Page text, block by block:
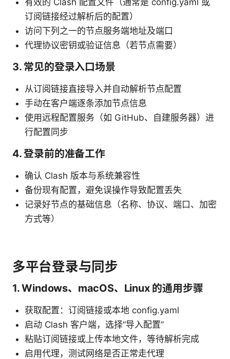
订阅链接经过解析后的配置）
访问下列之一的节点服务端地址及端口
代理协议密钥或验证信息（若节点需要）
3. 常见的登录入口场景
从订阅链接直接导入并自动解析节点配置
手动在客户端逐条添加节点信息
使用远程配置服务（如 GitHub、自建服务器）进
行配置同步
4. 登录前的准备工作
确认 Clash 版本与系统兼容性
备份现有配置，避免误操作导致配置丢失
记录好节点的基础信息（名称、协议、端口、加密
方式等）
多平台登录与同步
1. Windows、macOS、Linux 的通用步骤
获取配置：订阅链接或本地 config.yaml
启动 Clash 客户端，选择“导入配置”
粘贴订阅链接或上传本地文件，等待解析完成
启用代理，测试网络是否正常走代理